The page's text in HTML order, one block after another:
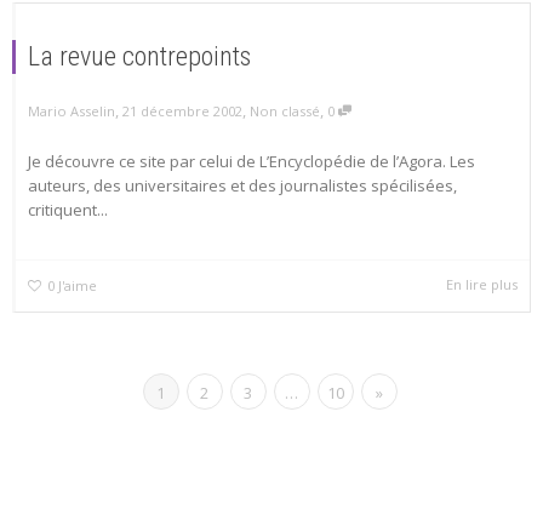
La revue contrepoints
Mario Asselin, 21 décembre 2002, Non classé, 0
Je découvre ce site par celui de L’Encyclopédie de l’Agora. Les
auteurs, des universitaires et des journalistes spécilisées,
critiquent...
0 J'aime En lire plus
1 2 3 … 10 »